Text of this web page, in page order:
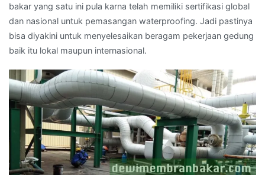
bakar yang satu ini pula karna telah memiliki sertifikasi global
dan nasional untuk pemasangan waterproofing. Jadi pastinya
bisa diyakini untuk menyelesaikan beragam pekerjaan gedung
baik itu lokal maupun internasional.